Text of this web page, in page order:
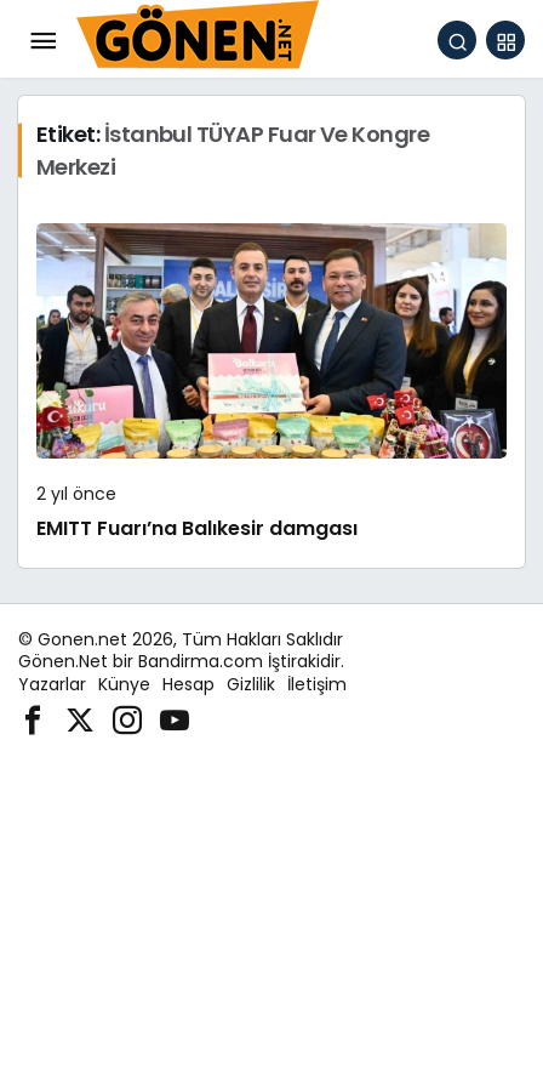
Etiket:İstanbul TÜYAP Fuar Ve Kongre
Merkezi
2 yıl önce
EMITT Fuarı’na Balıkesir damgası
© Gonen.net 2026, Tüm Hakları Saklıdır
Gönen.Net bir Bandirma.com İştirakidir.
Yazarlar Künye Hesap Gizlilik İletişim